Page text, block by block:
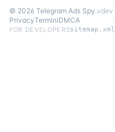
© 2026 Telegram Ads Spy.vdev
PrivacyTerminiDMCA
FOR DEVELOPERSsitemap.xml